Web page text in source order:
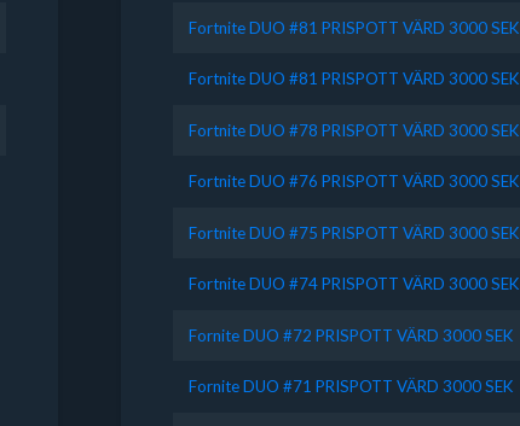
Fortnite DUO #81 PRISPOTT VÄRD 3000 SEK
Fortnite DUO #81 PRISPOTT VÄRD 3000 SEK
Fortnite DUO #78 PRISPOTT VÄRD 3000 SEK
Fortnite DUO #76 PRISPOTT VÄRD 3000 SEK
Fortnite DUO #75 PRISPOTT VÄRD 3000 SEK
Fortnite DUO #74 PRISPOTT VÄRD 3000 SEK
Fornite DUO #72 PRISPOTT VÄRD 3000 SEK
Fornite DUO #71 PRISPOTT VÄRD 3000 SEK